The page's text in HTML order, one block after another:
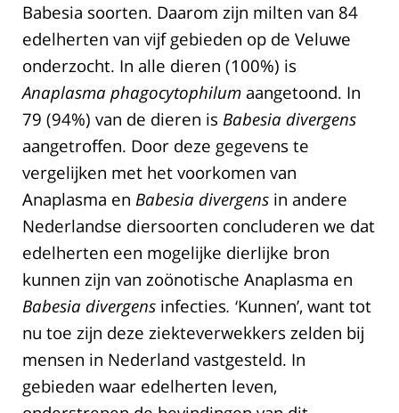
Babesia soorten. Daarom zijn milten van 84
edelherten van vijf gebieden op de Veluwe
onderzocht. In alle dieren (100%) is
Anaplasma phagocytophilum aangetoond. In
79 (94%) van de dieren is Babesia divergens
aangetroffen. Door deze gegevens te
vergelijken met het voorkomen van
Anaplasma en Babesia divergens in andere
Nederlandse diersoorten concluderen we dat
edelherten een mogelijke dierlijke bron
kunnen zijn van zoönotische Anaplasma en
Babesia divergens infecties. ‘Kunnen’, want tot
nu toe zijn deze ziekteverwekkers zelden bij
mensen in Nederland vastgesteld. In
gebieden waar edelherten leven,